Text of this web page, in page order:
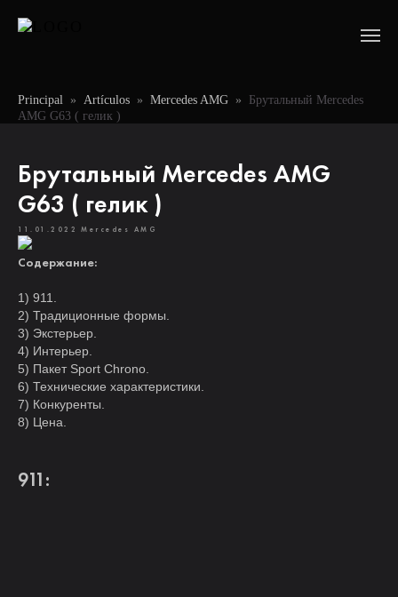
Principal » Artículos » Mercedes AMG »
Брутальный Mercedes
AMG G63 ( гелик )
Брутальный Mercedes AMG
G63 ( гелик )
11.01.2022 Mercedes AMG
Содержание:
1) 911.
2) Традиционные формы.
3) Экстерьер.
4) Интерьер.
5) Пакет Sport Chrono.
6) Технические характеристики.
7) Конкуренты.
8) Цена.
911: